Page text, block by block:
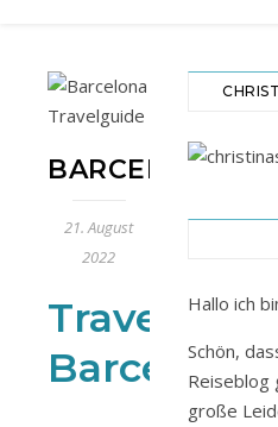
BARCELONA
21. August
2022
Barcelona
Hallo ich
Schön,
Reiseblog
große